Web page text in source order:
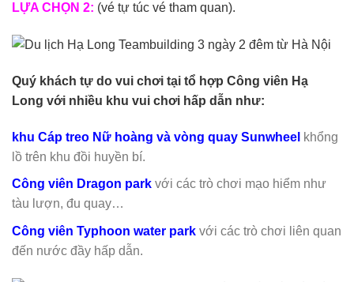
LỰA CHỌN 2: (vé tự túc vé tham quan).
Quý khách tự do vui chơi tại tổ hợp Công viên Hạ
Long với nhiều khu vui chơi hấp dẫn như:
khu Cáp treo Nữ hoàng và vòng quay Sunwheel khổng
lồ trên khu đồi huyền bí.
Công viên Dragon park với các trò chơi mạo hiểm như
tàu lượn, đu quay…
Công viên Typhoon water park với các trò chơi liên quan
đến nước đầy hấp dẫn.